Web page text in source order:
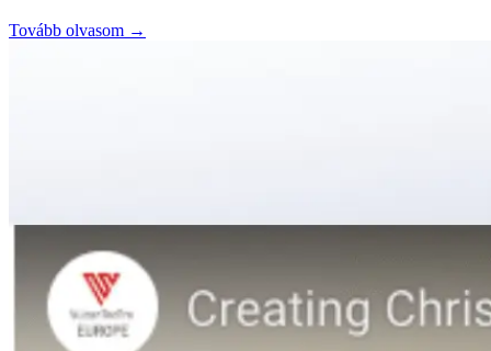
Tovább olvasom →